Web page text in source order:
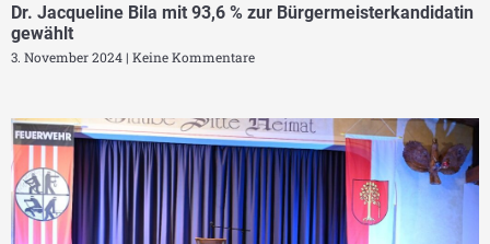
Dr. Jacqueline Bila mit 93,6 % zur Bürgermeisterkandidatin
gewählt
3. November 2024 Keine Kommentare